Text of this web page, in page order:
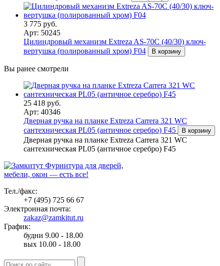
3 775 руб.
Арт: 50245
Цилиндровый механизм Extreza AS-70C (40/30) ключ-
вертушка (полированный хром) F04
В корзину
Вы ранее смотрели
25 418 руб.
Арт: 40346
Дверная ручка на планке Extreza Carrera 321 WC
сантехническая PL05 (античное серебро) F45
В корзину
Дверная ручка на планке Extreza Carrera 321 WC
сантехническая PL05 (античное серебро) F45
Фурнитура для дверей,
мебели, окон — есть все!
Тел./факс:
+7 (495) 725 66 67
Электронная почта:
zakaz@zamkitut.ru
График:
будни 9.00 - 18.00
вых 10.00 - 18.00